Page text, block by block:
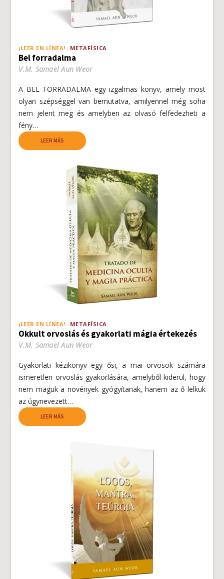
¡LEER EN LÍNEA! METAFÍSICA
Bel forradalma
V.M. Samael Aun Weor
A BEL FORRADALMA egy izgalmas könyv, amely most
olyan szépséggel van bemutatva, amilyennel még soha
nem jelent meg és amelyben az olvasó felfedezheti a
fény…
LEER MÁS
¡LEER EN LÍNEA! METAFÍSICA
Okkult orvoslás és gyakorlati mágia értekezés
V.M. Samael Aun Weor
Gyakorlati kézikönyv egy ősi, a mai orvosok számára
ismeretlen orvoslás gyakorlására, amelyből kiderül, hogy
nem maguk a növények gyógyítanak, hanem az ő lelkük
az úgynevezett…
LEER MÁS